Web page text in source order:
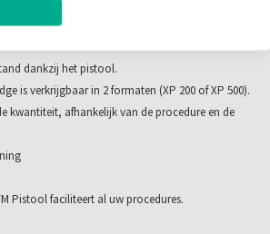
6 maanden).
hoge verhouding poeder vs. vloeistof,
menging nodig met een geschikte
4 stappen voor een nieuwe en
& toepassing.
verpakking bevat zowel de poeder als de
dankzij het pistool.
is verkrijgbaar in 2 formaten (XP 200 of XP 500).
kwantiteit, afhankelijk van de procedure en de
Pistool faciliteert al uw procedures.